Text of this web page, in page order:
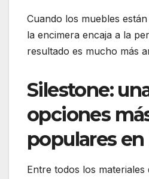
Cuando los muebles
la encimera encaja a la
resultado es mucho más
Silestone:
opciones
populares
Entre todos los materiales